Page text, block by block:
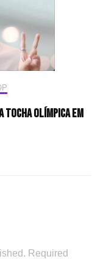
tocha olímpica em
Required